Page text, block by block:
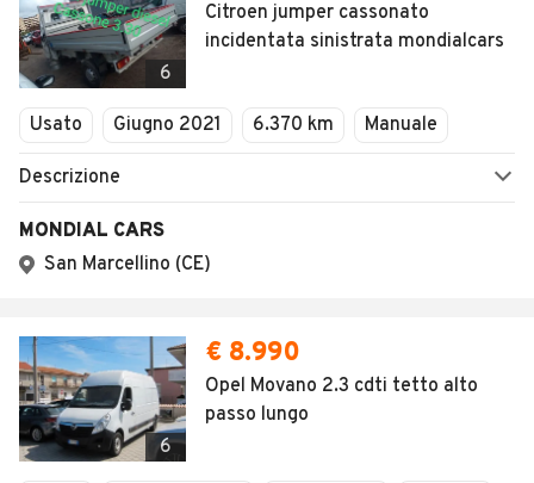
6
Citroen jumper cassonato
incidentata sinistrata mondialcars
Usato Giugno 2021 6.370 km Manuale
Descrizione
MONDIAL CARS
San Marcellino (CE)
6
€ 8.990
Opel Movano 2.3 cdti tetto alto
passo lungo